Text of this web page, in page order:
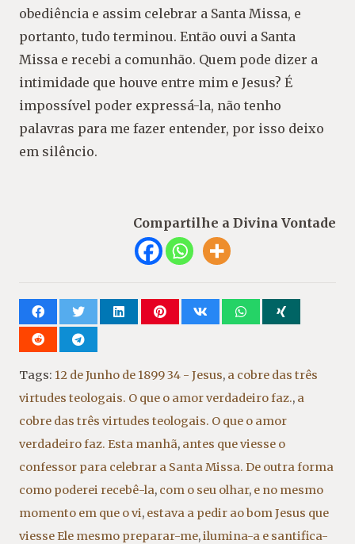
obediência e assim celebrar a Santa Missa, e
portanto, tudo terminou. Então ouvi a Santa
Missa e recebi a comunhão. Quem pode dizer a
intimidade que houve entre mim e Jesus? É
impossível poder expressá-la, não tenho
palavras para me fazer entender, por isso deixo
em silêncio.
Compartilhe a Divina Vontade
Tags: 12 de Junho de 1899 34 - Jesus, a cobre das três
virtudes teologais. O que o amor verdadeiro faz., a
cobre das três virtudes teologais. O que o amor
verdadeiro faz. Esta manhã, antes que viesse o
confessor para celebrar a Santa Missa. De outra forma
como poderei recebê-la, com o seu olhar, e no mesmo
momento em que o vi, estava a pedir ao bom Jesus que
viesse Ele mesmo preparar-me,ilumina-a e santifica-